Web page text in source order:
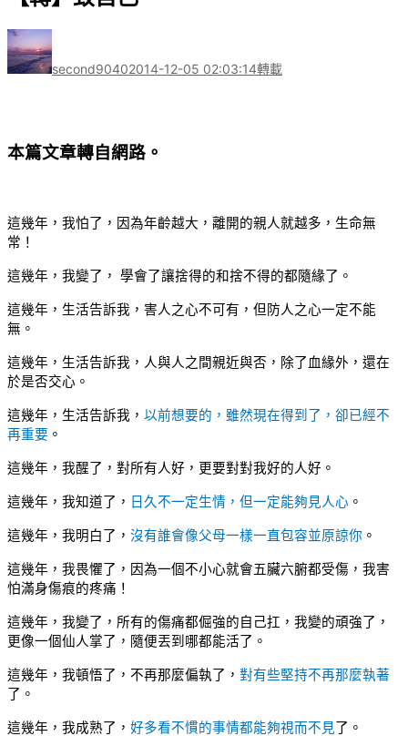
本篇文章轉自網路。
這幾年，我怕了，因為年齡越大，離開的親人就越多，生命無
常！
這幾年，我變了， 學會了讓捨得的和捨不得的都隨緣了。
這幾年，生活告訴我，害人之心不可有，但防人之心一定不能
無。
這幾年，生活告訴我，人與人之間親近與否，除了血緣外，還在
於是否交心。
這幾年，生活告訴我， 以前想要的，雖然現在得到了，卻已經不
再重要 。
這幾年，我醒了，對所有人好，更要對對我好的人好。
這幾年，我知道了， 日久不一定生情，但一定能夠見人心 。
這幾年，我明白了， 沒有誰會像父母一樣一直包容並原諒你 。
這幾年，我畏懼了，因為一個不小心就會五臟六腑都受傷，我害
怕滿身傷痕的疼痛！
這幾年，我變了，所有的傷痛都倔強的自己扛，我變的頑強了，
更像一個仙人掌了，隨便丟到哪都能活了。
這幾年，我頓悟了，不再那麼偏執了， 對有些堅持不再那麼執著
了。
這幾年，我成熟了， 好多看不慣的事情都能夠視而不見 了。
作
者
second9040日
2014-12-05 02:03:14轉載